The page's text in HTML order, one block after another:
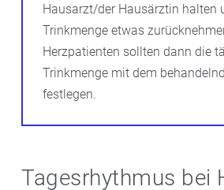
Hausarzt/der Hausärztin halten
Trinkmenge etwas
Herzpatienten sollten dann die
Trinkmenge mit dem
festlegen.
Tagesrhythmus bei